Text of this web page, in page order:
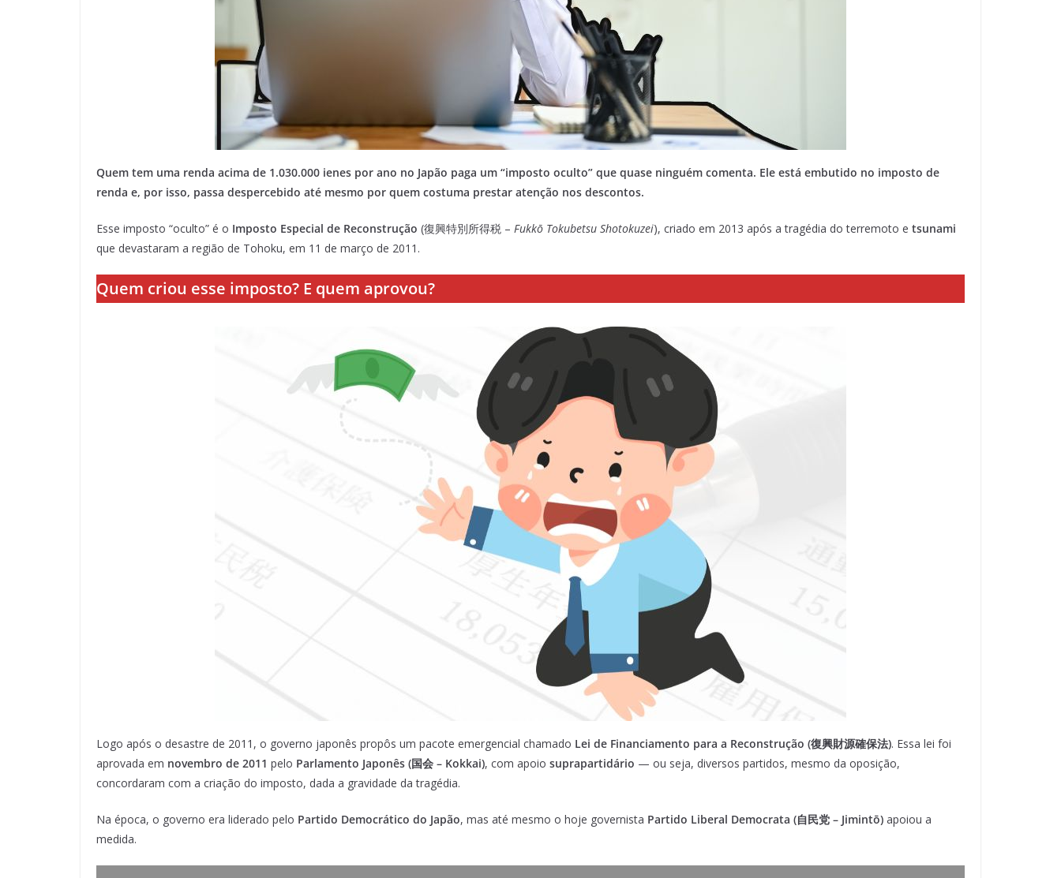
Quem tem uma renda acima de 1.030.000 ienes por ano no Japão paga um “imposto oculto” que quase ninguém comenta. Ele está embutido no imposto de
renda e, por isso, passa despercebido até mesmo por quem costuma prestar atenção nos descontos.
Esse imposto “oculto” é o Imposto Especial de Reconstrução (復興特別所得税 – Fukkō Tokubetsu Shotokuzei), criado em 2013 após a tragédia do terremoto e tsunami
que devastaram a região de Tohoku, em 11 de março de 2011.
Quem criou esse imposto? E quem aprovou?
Logo após o desastre de 2011, o governo japonês propôs um pacote emergencial chamado Lei de Financiamento para a Reconstrução (復興財源確保法). Essa lei foi
aprovada em novembro de 2011 pelo Parlamento Japonês (国会 – Kokkai), com apoio suprapartidário — ou seja, diversos partidos, mesmo da oposição,
concordaram com a criação do imposto, dada a gravidade da tragédia.
Na época, o governo era liderado pelo Partido Democrático do Japão, mas até mesmo o hoje governista Partido Liberal Democrata (自民党 – Jimintō) apoiou a
medida.